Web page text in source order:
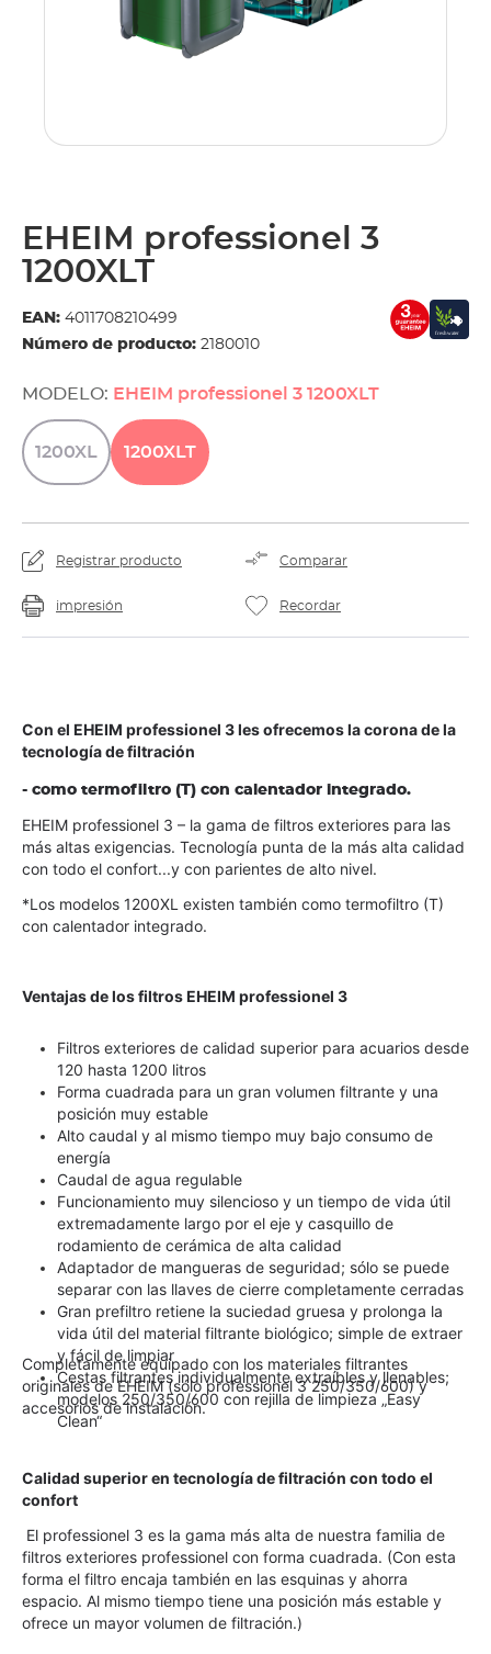
EHEIM professionel 3
1200XLT
EAN: 4011708210499
Número de producto: 2180010
MODELO: EHEIM professionel 3 1200XLT
1200XL 1200XLT
Registrar producto Comparar
impresión Recordar
Con el EHEIM professionel 3 les ofrecemos la corona de la
- como termofiltro (T) con calentador integrado.
EHEIM professionel 3 – la gama de filtros exteriores para las
más altas exigencias. Tecnología punta de la más alta calidad
con todo el confort...y con parientes de alto nivel.
*Los modelos 1200XL existen también como termofiltro (T)
con calentador integrado.
Filtros exteriores de calidad superior para acuarios desde
120 hasta 1200 litros
Forma cuadrada para un gran volumen filtrante y una
posición muy estable
Alto caudal y al mismo tiempo muy bajo consumo de
energía
Caudal de agua regulable
Funcionamiento muy silencioso y un tiempo de vida útil
extremadamente largo por el eje y casquillo de
rodamiento de cerámica de alta calidad
Adaptador de mangueras de seguridad; sólo se puede
separar con las llaves de cierre completamente cerradas
Gran prefiltro retiene la suciedad gruesa y prolonga la
vida útil del material filtrante biológico; simple de extraer
y fácil de limpiar
Cestas filtrantes individualmente extraíbles y llenables;
modelos 250/350/600 con rejilla de limpieza „Easy
Clean“
Completamente equipado con los materiales filtrantes
originales de EHEIM (sólo professionel 3 250/350/600) y
accesorios de instalación.
Calidad superior en tecnología de filtración con todo el
confort
El professionel 3 es la gama más alta de nuestra familia de
filtros exteriores professionel con forma cuadrada. (Con esta
forma el filtro encaja también en las esquinas y ahorra
espacio. Al mismo tiempo tiene una posición más estable y
ofrece un mayor volumen de filtración.)